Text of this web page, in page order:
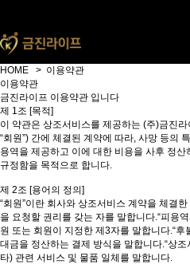
HOME > 이용약관
이용약관
금진라이프 이용약관 입니다
제 1조 [목적]
이 약관은 상조서비스를 제공하는 (주)금진
“회원”) 간에 체결된 계약에 따라, 사망 등의
용역을 제공하고 이에 대한 비용을 사후 정
규정함을 목적으로 합니다.
제 2조 [용어의 정의]
“회원”이란 회사와 상조서비스 계약을 체결
을 요청할 권리를 갖는 자를 말합니다.“피용
원 또는 회원이 지정한 제3자를 말합니다.“
대금을 정산하는 결제 방식을 말합니다.“상
타) 관련 서비스 및 물품 일체를 말합니다.